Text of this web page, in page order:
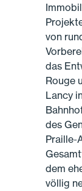
von
das
Rouge
Lancy
des
Praille-
dem
völlig